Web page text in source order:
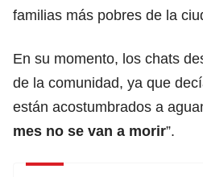
familias más pobres de la
En su momento, los chats
de la comunidad, ya que
están acostumbrados a
mes no se van a morir”.